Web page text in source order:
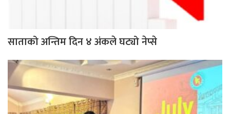
साताको अन्तिम दिन ४ अंकले घट्यो नेप्से